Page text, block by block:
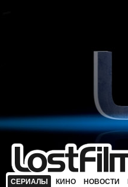
СЕРИАЛЫ КИНО НОВОСТИ